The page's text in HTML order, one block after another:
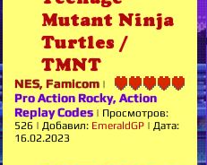
Mutant Ninja
Turtles /
TMNT
NES, Famicom |
Pro Action Rocky, Action
Replay Codes | Просмотров:
526 | Добавил: EmeraldGP | Дата:
16.02.2023